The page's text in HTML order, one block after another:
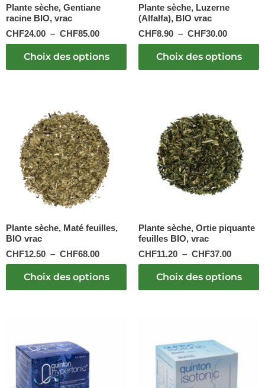
Plante sèche, Gentiane
racine BIO, vrac
CHF24.00 – CHF85.00
Choix des options
sur
la
page
du
produit
Plante sèche, Luzerne
(Alfalfa), BIO vrac
CHF8.90 – CHF30.00
Choix des options
sur
la
page
du
produit
Plante sèche, Maté feuilles,
BIO vrac
CHF12.50 – CHF68.00
CHF12.50
à
CHF68.00
Choix des options
plusieurs
variations.
options
peuvent
sur
la
page
du
produit
Plante sèche, Ortie piquante
feuilles BIO, vrac
CHF11.20 – CHF37.00
prix :
à
Choix des options
plusieurs
variations.
options
sur
la
page
du
produit